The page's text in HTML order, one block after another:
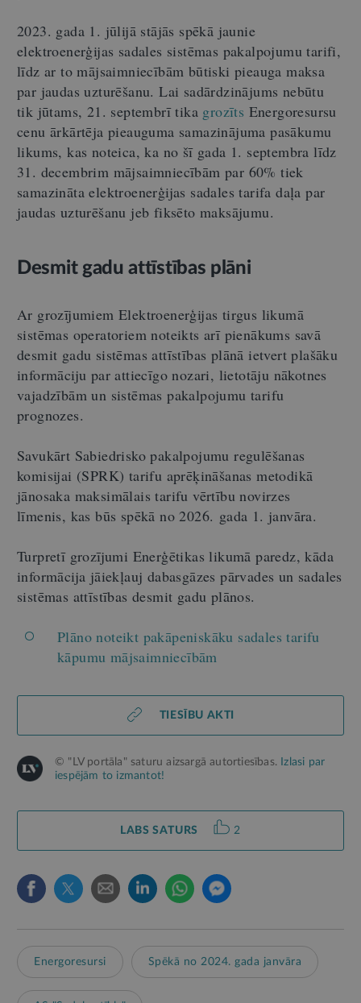
2023. gada 1. jūlijā stājās spēkā jaunie
elektroenerģijas sadales sistēmas pakalpojumu tarifi,
līdz ar to mājsaimniecībām būtiski pieauga maksa
par jaudas uzturēšanu. Lai sadārdzinājums nebūtu
tik jūtams, 21. septembrī tika grozīts Energoresursu
cenu ārkārtēja pieauguma samazinājuma pasākumu
likums, kas noteica, ka no šī gada 1. septembra līdz
31. decembrim mājsaimniecībām par 60% tiek
samazināta elektroenerģijas sadales tarifa daļa par
jaudas uzturēšanu jeb fiksēto maksājumu.
Desmit gadu attīstības plāni
Ar grozījumiem Elektroenerģijas tirgus likumā
sistēmas operatoriem noteikts arī pienākums savā
desmit gadu sistēmas attīstības plānā ietvert plašāku
informāciju par attiecīgo nozari, lietotāju nākotnes
vajadzībām un sistēmas pakalpojumu tarifu
prognozes.
Savukārt Sabiedrisko pakalpojumu regulēšanas
komisijai (SPRK) tarifu aprēķināšanas metodikā
jānosaka maksimālais tarifu vērtību novirzes
līmenis, kas būs spēkā no 2026. gada 1. janvāra.
Turpretī grozījumi Enerģētikas likumā paredz, kāda
informācija jāiekļauj dabasgāzes pārvades un sadales
sistēmas attīstības desmit gadu plānos.
Plāno noteikt pakāpeniskāku sadales tarifu
kāpumu mājsaimniecībām
TIESĪBU AKTI
© "LV portāla" saturu aizsargā autortiesības.
Izlasi par
iespējām to izmantot!
LABS SATURS 2
Energoresursi Spēkā no 2024. gada janvāra